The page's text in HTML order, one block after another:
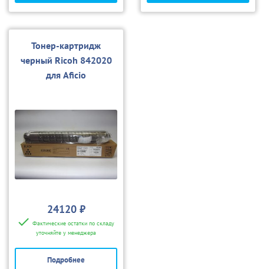
Тонер-картридж
черный Ricoh 842020
для Aficio
24120 ₽
Фактические остатки по складу
уточняйте у менеджера
Подробнее